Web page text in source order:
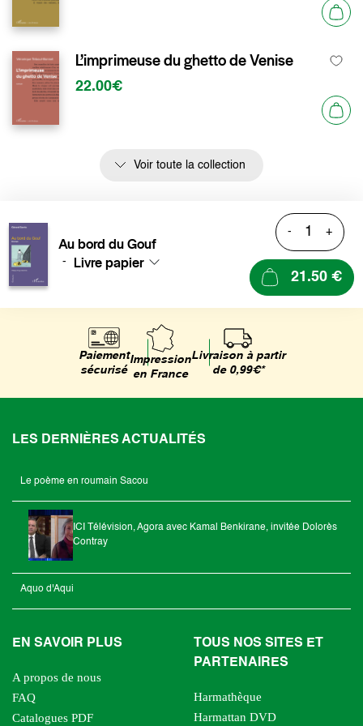
L’imprimeuse du ghetto de Venise
22.00€
Voir toute la collection
Au bord du Gouf
- Livre papier
- +
21.50 €
Paiement
sécurisé
Impression
en France
Livraison à partir
de 0,99€*
LES DERNIÈRES ACTUALITÉS
Le poème en roumain Sacou
ICI Télévision, Agora avec Kamal Benkirane, invitée Dolorès
Contray
Aquo d'Aqui
EN SAVOIR PLUS
A propos de nous
FAQ
Catalogues PDF
TOUS NOS SITES ET
PARTENAIRES
Harmathèque
Harmattan DVD